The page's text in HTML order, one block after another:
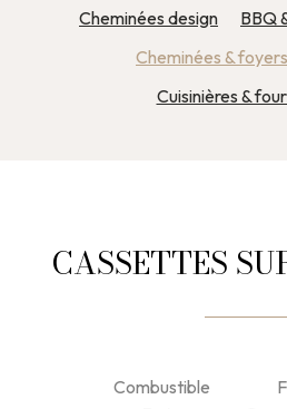
Cheminées design
BBQ
Cheminées & foyers
Cuisinières &
CASSETTES
Combustible